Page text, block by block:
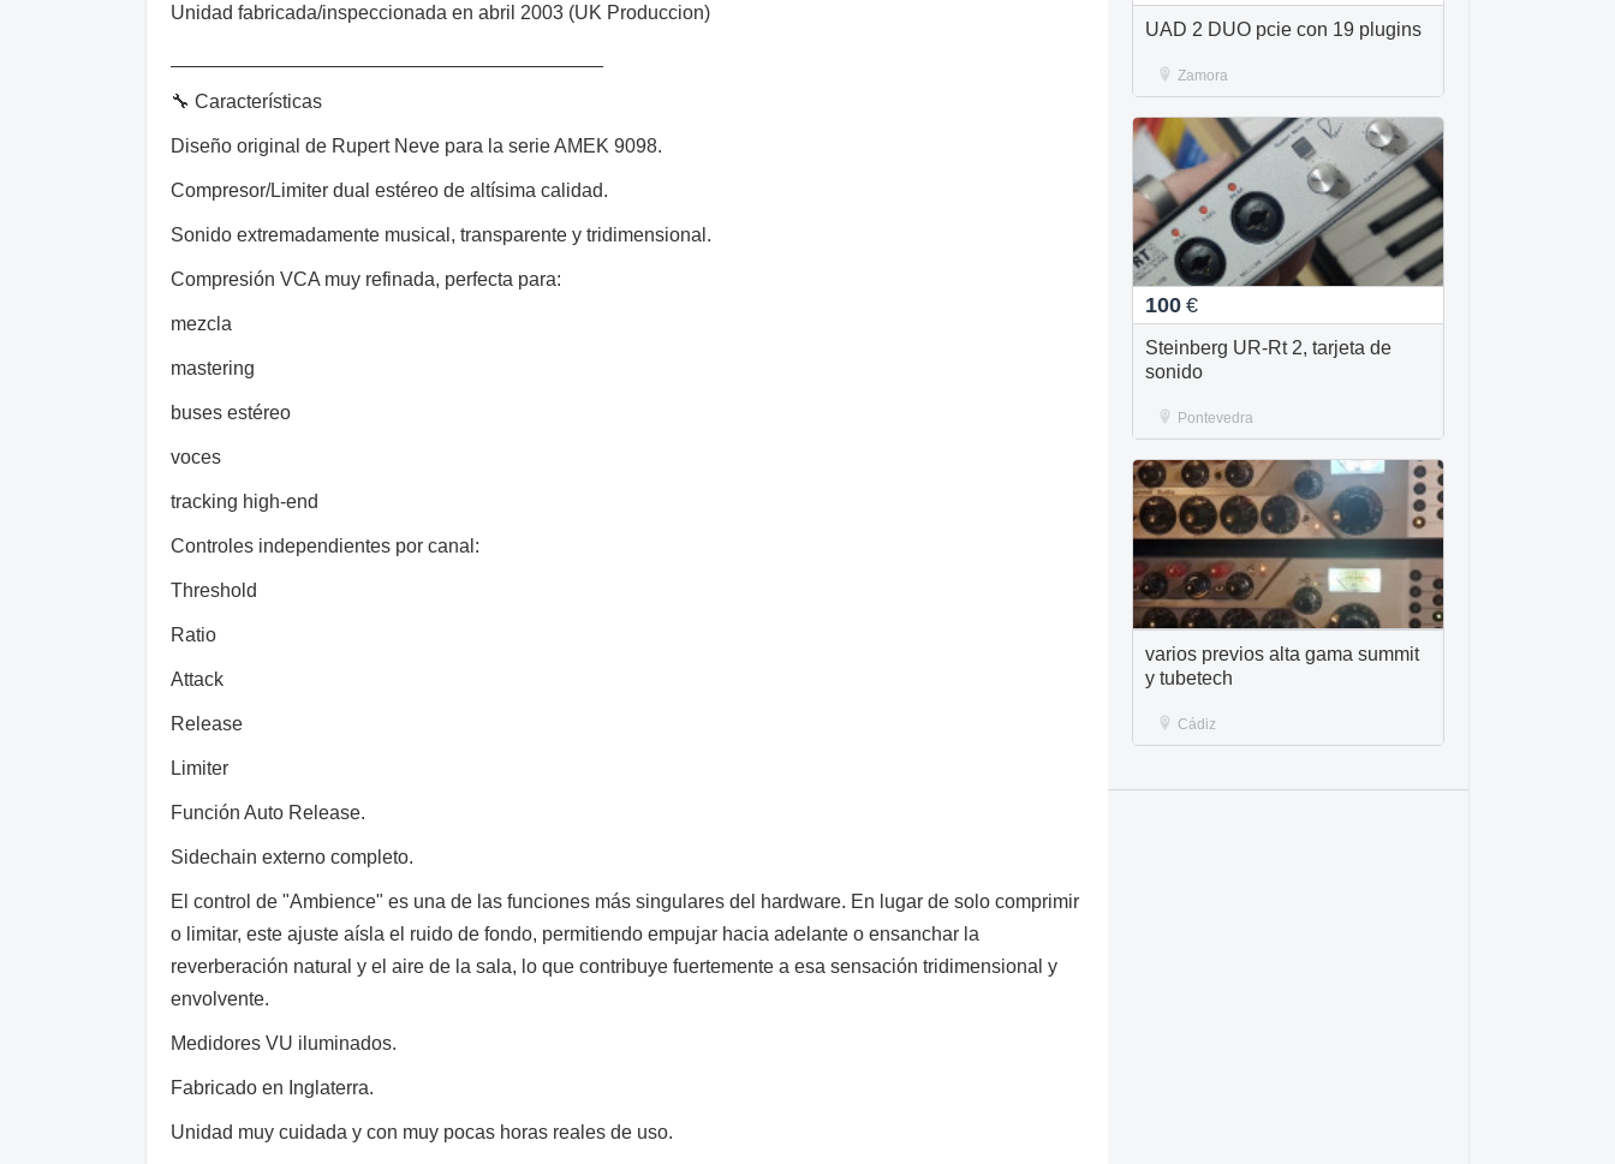
Unidad fabricada/inspeccionada en abril 2003 (UK Produccion)
🔧 Características
Diseño original de Rupert Neve para la serie AMEK 9098.
Compresor/Limiter dual estéreo de altísima calidad.
Sonido extremadamente musical, transparente y tridimensional.
Compresión VCA muy refinada, perfecta para:
mezcla
mastering
buses estéreo
voces
tracking high-end
Controles independientes por canal:
Threshold
Ratio
Attack
Release
Limiter
Función Auto Release.
Sidechain externo completo.
El control de "Ambience" es una de las funciones más singulares del hardware. En lugar de solo comprimir
o limitar, este ajuste aísla el ruido de fondo, permitiendo empujar hacia adelante o ensanchar la
reverberación natural y el aire de la sala, lo que contribuye fuertemente a esa sensación tridimensional y
envolvente.
Medidores VU iluminados.
Fabricado en Inglaterra.
Unidad muy cuidada y con muy pocas horas reales de uso.
UAD 2 DUO pcie con 19 plugins
Zamora
100 €
Steinberg UR-Rt 2, tarjeta de
sonido
Pontevedra
varios previos alta gama summit
y tubetech
Cádiz